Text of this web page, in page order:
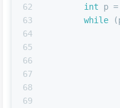
62
63
64
65
66
67
68
69
int p
while